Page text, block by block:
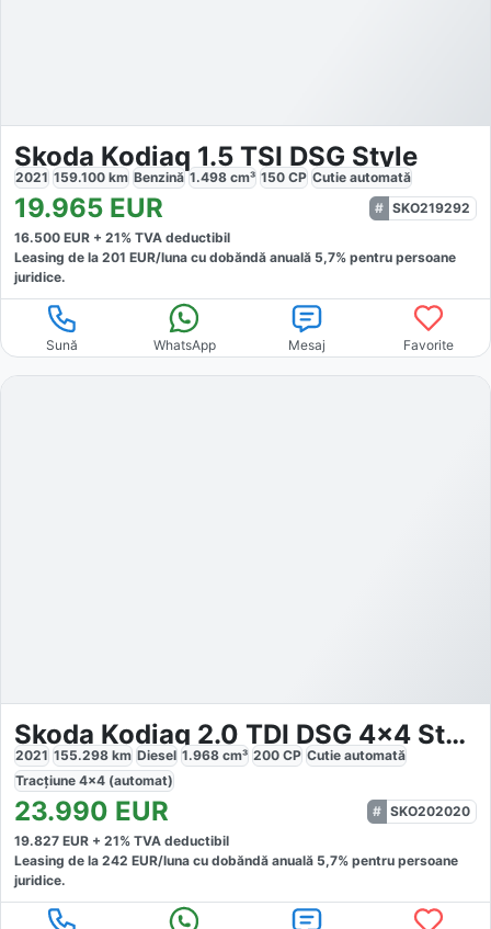
Skoda Kodiaq 1.5 TSI DSG Style
2021 159.100 km Benzină 1.498 cm³ 150 CP Cutie automată
19.965 EUR
SKO219292
16.500 EUR + 21% TVA deductibil
Leasing de la 201 EUR/luna cu dobăndă anuală 5,7% pentru persoane
juridice.
Sună WhatsApp Mesaj Favorite
Skoda Kodiaq 2.0 TDI DSG 4x4 Style
2021 155.298 km Diesel 1.968 cm³ 200 CP Cutie automată
Tracțiune 4x4 (automat)
23.990 EUR
SKO202020
19.827 EUR + 21% TVA deductibil
Leasing de la 242 EUR/luna cu dobăndă anuală 5,7% pentru persoane
juridice.